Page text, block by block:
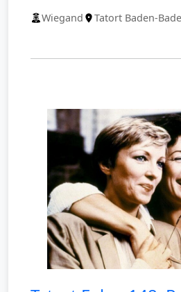
Wiegand Tatort Baden-